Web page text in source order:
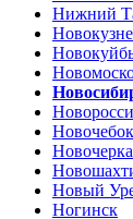
Нижний
Новый
Ногинск